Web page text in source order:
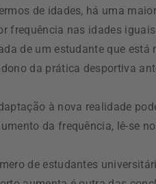
de idades, há uma
frequência nas idades
de um estudante que está
da prática desportiva
à nova realidade
da frequência, lê-se
de estudantes